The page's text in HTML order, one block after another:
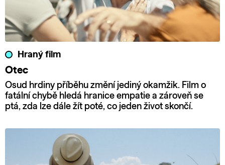
Hraný film
Otec
Osud hrdiny příběhu změní jediný okamžik. Film o
fatální chybě hledá hranice empatie a zároveň se
ptá, zda lze dále žít poté, co jeden život skončí.